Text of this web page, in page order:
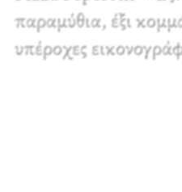
παραμύθια, έξι
υπέροχες